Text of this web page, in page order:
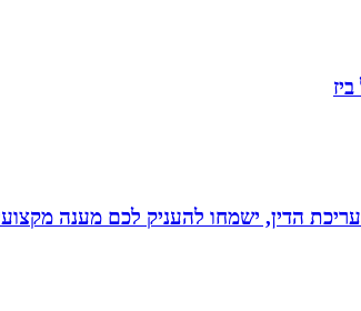
הדין, ישמחו להעניק לכם מענה מקצועי